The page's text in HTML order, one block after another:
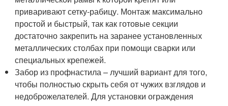
приваривают сетку-рабицу. Монтаж максимально
простой и быстрый, так как готовые секции
достаточно закрепить на заранее установленных
металлических столбах при помощи сварки или
специальных крепежей.
Забор из профнастила – лучший вариант для того,
чтобы полностью скрыть себя от чужих взглядов и
недоброжелателей. Для установки ограждения